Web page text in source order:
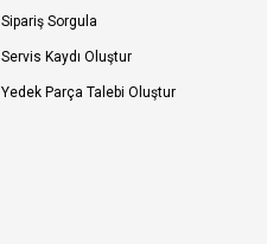
Sipariş Sorgula
Servis Kaydı Oluştur
Yedek Parça Talebi Oluştur